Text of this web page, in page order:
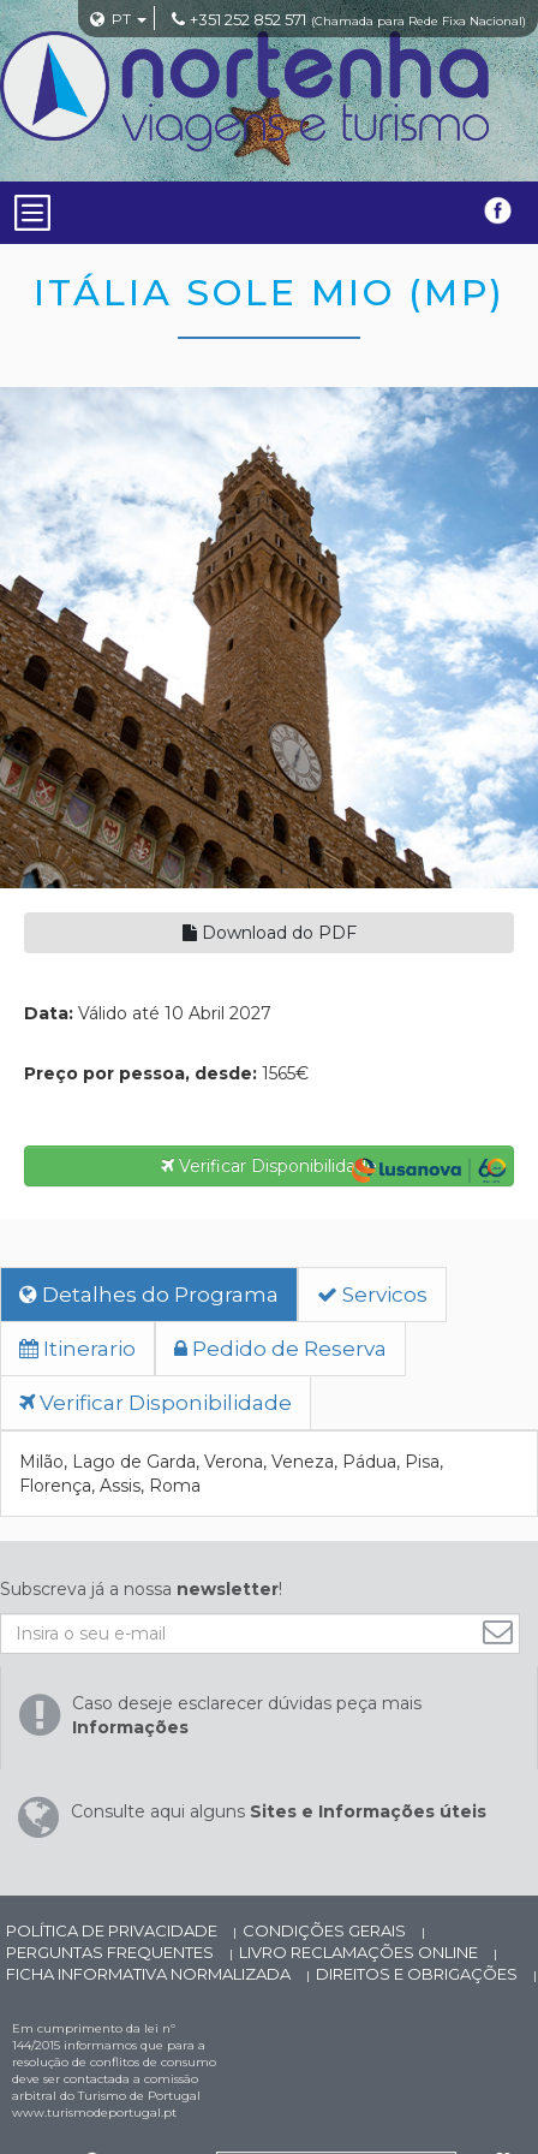
PT +351 252 852 571 (Chamada para Rede Fixa Nacional)
ITÁLIA SOLE MIO (MP)
Download do PDF
Data: Válido até 10 Abril 2027
Preço por pessoa, desde: 1565€
Verificar Disponibilidade
Detalhes do Programa Servicos
Itinerario Pedido de Reserva
Verificar Disponibilidade
Milão, Lago de Garda, Verona, Veneza, Pádua, Pisa,
Florença, Assis, Roma
Subscreva já a nossa newsletter!
Caso deseje esclarecer dúvidas peça mais
Informações
Consulte aqui alguns Sites e Informações úteis
POLÍTICA DE PRIVACIDADE | CONDIÇÕES GERAIS |
PERGUNTAS FREQUENTES | LIVRO RECLAMAÇÕES ONLINE |
FICHA INFORMATIVA NORMALIZADA | DIREITOS E OBRIGAÇÕES |
Em cumprimento da lei nº
144/2015 informamos que para a
resolução de conflitos de consumo
deve ser contactada a comissão
arbitral do Turismo de Portugal
www.turismodeportugal.pt